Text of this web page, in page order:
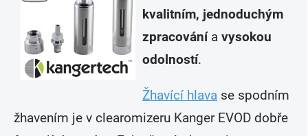
kvalitním, jednoduchým
zpracovánía vysokou
odolností.
Žhavící hlava se spodním
žhavením je v clearomizeru Kanger EVOD dobře